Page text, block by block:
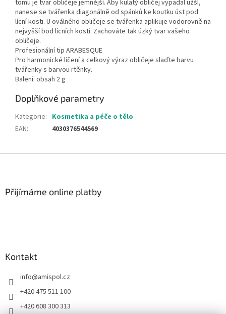
tomu je tvar obličeje jemnější. Aby kulatý obličej vypadal užší,
nanese se tvářenka diagonálně od spánků ke koutku úst pod
lícní kosti. U oválného obličeje se tvářenka aplikuje vodorovně na
nejvyšší bod lícních kostí. Zachováte tak úzký tvar vašeho
obličeje.
Profesionální tip ARABESQUE
Pro harmonické líčení a celkový výraz obličeje slaďte barvu
tvářenky s barvou rtěnky.
Balení: obsah 2 g
Doplňkové parametry
Kategorie: Kosmetika a péče o tělo
EAN: 4030376544569
Přijímáme online platby
Kontakt
info@amispol.cz
+420 475 511 100
+420 608 300 313